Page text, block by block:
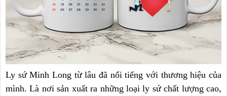
Ly sứ Minh Long từ lâu đã nổi tiếng với thương hiệu của
mình. Là nơi sản xuất ra những loại ly sứ chất lượng cao,